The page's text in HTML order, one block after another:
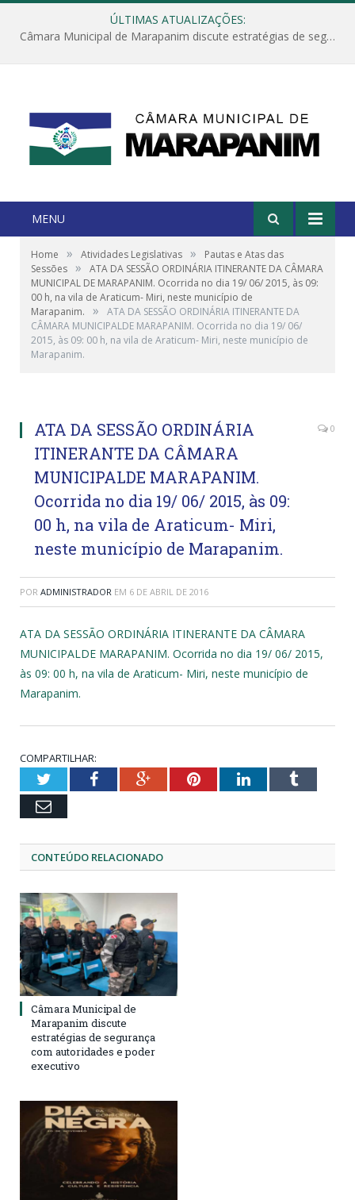
ÚLTIMAS ATUALIZAÇÕES:
Câmara Municipal de Marapanim discute estratégias de segurança com autoridades e poder executivo
MENU
Home » Atividades Legislativas »
Pautas e Atas das
Sessões »
ATA DA SESSÃO ORDINÁRIA ITINERANTE DA CÂMARA
MUNICIPAL DE MARAPANIM. Ocorrida no dia 19/ 06/ 2015, às 09:
00 h, na vila de Araticum- Miri, neste município de
Marapanim.
»
ATA DA SESSÃO ORDINÁRIA ITINERANTE DA
CÂMARA MUNICIPALDE MARAPANIM. Ocorrida no dia 19/ 06/
2015, às 09: 00 h, na vila de Araticum- Miri, neste município de
Marapanim.
ATA DA SESSÃO ORDINÁRIA
ITINERANTE DA CÂMARA
MUNICIPALDE MARAPANIM.
Ocorrida no dia 19/ 06/ 2015, às 09:
00 h, na vila de Araticum- Miri,
neste município de Marapanim.
0
POR ADMINISTRADOR EM 6 DE ABRIL DE 2016
ATA DA SESSÃO ORDINÁRIA ITINERANTE DA CÂMARA
MUNICIPALDE MARAPANIM. Ocorrida no dia 19/ 06/ 2015,
às 09: 00 h, na vila de Araticum- Miri, neste município de
Marapanim.
COMPARTILHAR:
TwitterFacebookGoogle+PinterestLinkedInTumblr
Email
CONTEÚDO RELACIONADO
Câmara Municipal de
Marapanim discute
estratégias de segurança
com autoridades e poder
executivo